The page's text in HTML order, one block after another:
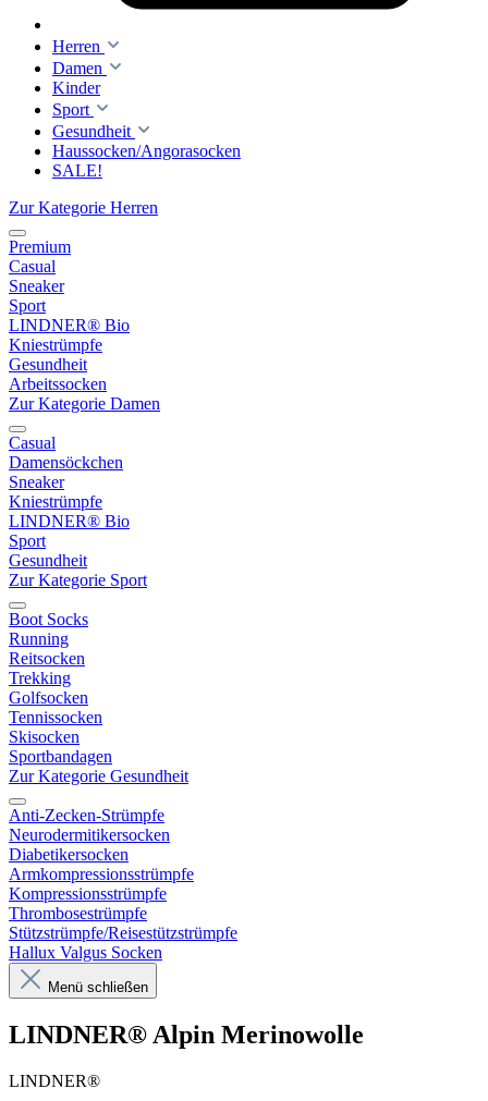
Herren
Damen
Kinder
Sport
Gesundheit
Haussocken/Angorasocken
SALE!
Zur Kategorie Herren
Premium
Casual
Sneaker
Sport
LINDNER® Bio
Kniestrümpfe
Gesundheit
Arbeitssocken
Zur Kategorie Damen
Casual
Damensöckchen
Sneaker
Kniestrümpfe
LINDNER® Bio
Sport
Gesundheit
Zur Kategorie Sport
Boot Socks
Running
Reitsocken
Trekking
Golfsocken
Tennissocken
Skisocken
Sportbandagen
Zur Kategorie Gesundheit
Anti-Zecken-Strümpfe
Neurodermitikersocken
Diabetikersocken
Armkompressionsstrümpfe
Kompressionsstrümpfe
Thrombosestrümpfe
Stützstrümpfe/Reisestützstrümpfe
Hallux Valgus Socken
Menü schließen
LINDNER® Alpin Merinowolle
LINDNER®